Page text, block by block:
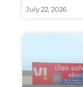
July 22, 2026